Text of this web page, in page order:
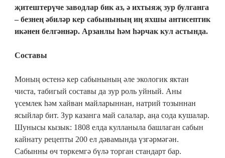
җитештерүче заводлар бик аз, ә ихтыяҗ зур булганга
– безнең әбиләр кер сабынының иң яхшы антисептик
икәнен белгәннәр. Арзанлы һәм һәрчак кул астында.
Составы
Моның өстенә кер сабынының әле экологик яктан
чиста, табигый составы да зур роль уйный. Аны
үсемлек һәм хайван майларыннан, натрий тозыннан
ясыйлар бит. Зур казанга май салалар, аңа сода кушалар.
Шунысы кызык: 1808 елда кулланыла башлаган сабын
кайнату рецепты 200 ел дәвамында үзгәрмәгән.
Сабынны өч төркемгә бүлә торган стандарт бар.